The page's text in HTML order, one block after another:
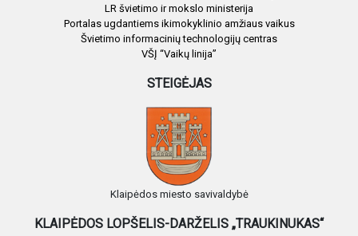
LR švietimo ir mokslo ministerija
Portalas ugdantiems ikimokyklinio amžiaus vaikus
Švietimo informacinių technologijų centras
VŠĮ “Vaikų linija”
STEIGĖJAS
Klaipėdos miesto savivaldybė
KLAIPĖDOS LOPŠELIS-DARŽELIS „TRAUKINUKAS“